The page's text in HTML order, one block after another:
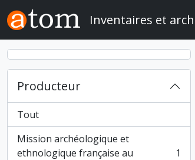
Skip to main content
Inventaires et
Producteur
Tout
Mission archéologique et
ethnologique française au
1